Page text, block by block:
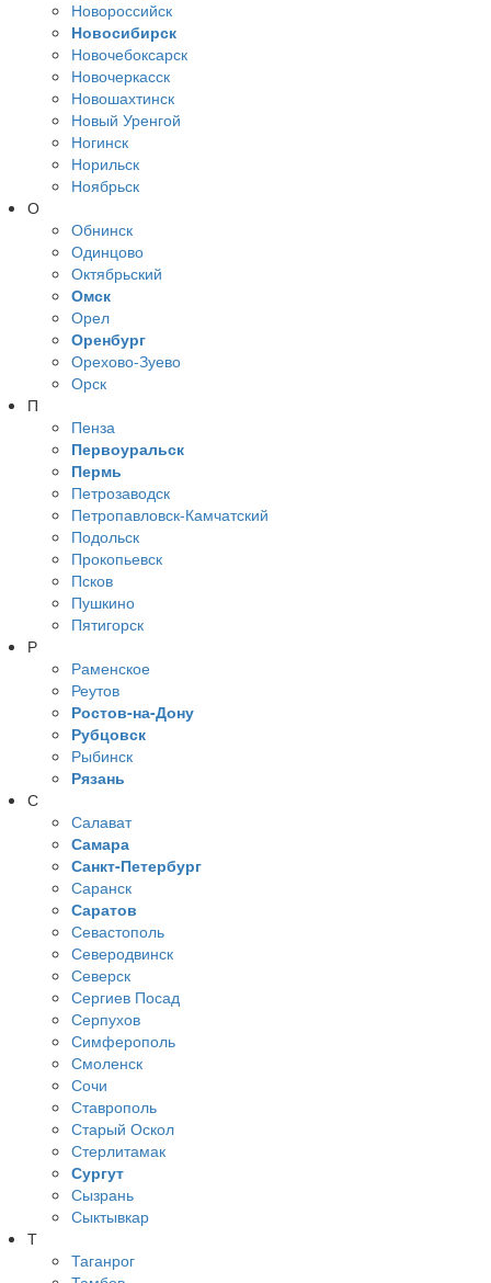
Новороссийск
Новосибирск
Новочебоксарск
Новочеркасск
Новошахтинск
Новый Уренгой
Ногинск
Норильск
Ноябрьск
О
Обнинск
Одинцово
Октябрьский
Омск
Орел
Оренбург
Орехово-Зуево
Орск
П
Пенза
Первоуральск
Пермь
Петрозаводск
Петропавловск-Камчатский
Подольск
Прокопьевск
Псков
Пушкино
Пятигорск
Р
Раменское
Реутов
Ростов-на-Дону
Рубцовск
Рыбинск
Рязань
С
Салават
Самара
Санкт-Петербург
Саранск
Саратов
Севастополь
Северодвинск
Северск
Сергиев Посад
Серпухов
Симферополь
Смоленск
Сочи
Ставрополь
Старый Оскол
Стерлитамак
Сургут
Сызрань
Сыктывкар
Т
Таганрог